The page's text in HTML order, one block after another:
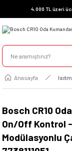
4.000 TL üzeri
Anasayfa
Bosch CR10
On/Off Kontrol
Modülasyonlu